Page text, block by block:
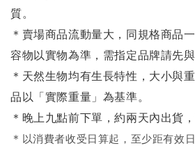
質。
＊賣場商品流動量大，同規格商品
容物以實物為準，需指定品牌請先與
＊天然生物均有生長特性，大小與
品以「實際重量」為基準。
＊晚上九點前下單，約兩天內出貨
＊ 以消費者收受日算起，至少距有效